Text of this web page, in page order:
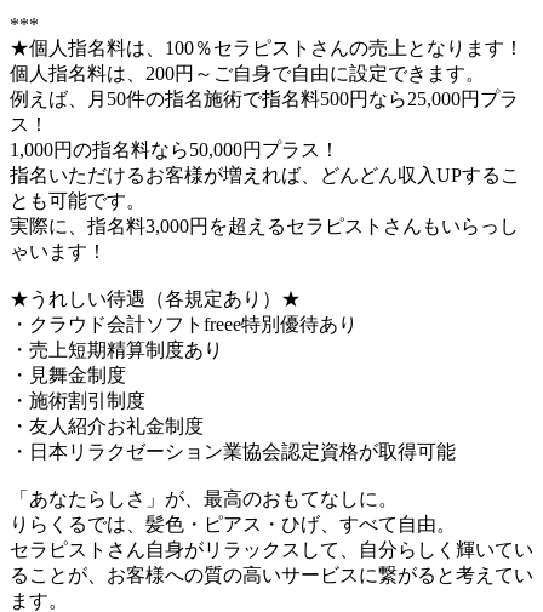
***
★個人指名料は、100％セラピストさんの売上となります！
個人指名料は、200円～ご自身で自由に設定できます。
例えば、月50件の指名施術で指名料500円なら25,000円プラ
ス！
1,000円の指名料なら50,000円プラス！
指名いただけるお客様が増えれば、どんどん収入UPするこ
とも可能です。
実際に、指名料3,000円を超えるセラピストさんもいらっし
ゃいます！
★うれしい待遇（各規定あり）★
・クラウド会計ソフトfreee特別優待あり
・売上短期精算制度あり
・見舞金制度
・施術割引制度
・友人紹介お礼金制度
・日本リラクゼーション業協会認定資格が取得可能
「あなたらしさ」が、最高のおもてなしに。
りらくるでは、髪色・ピアス・ひげ、すべて自由。
セラピストさん自身がリラックスして、自分らしく輝いてい
ることが、お客様への質の高いサービスに繋がると考えてい
ます。